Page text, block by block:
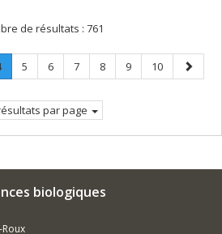
de résultats : 761
.
Page
Page
5 Page
6 Page
7 Page
8 Page
9 Page
10
Page
par page
biologiques